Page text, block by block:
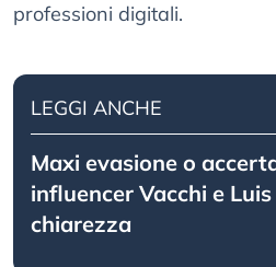
professioni digitali.
LEGGI ANCHE
Maxi evasione o
influencer Vacchi e
chiarezza